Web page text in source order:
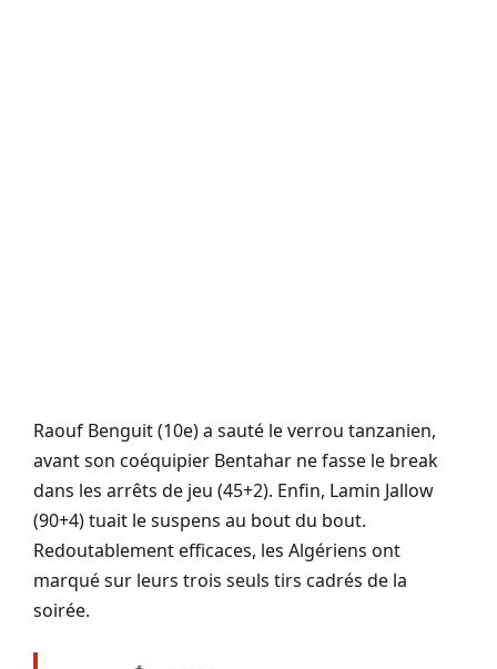
Raouf Benguit (10e) a sauté le verrou tanzanien,
avant son coéquipier Bentahar ne fasse le break
dans les arrêts de jeu (45+2). Enfin, Lamin Jallow
(90+4) tuait le suspens au bout du bout.
Redoutablement efficaces, les Algériens ont
marqué sur leurs trois seuls tirs cadrés de la
soirée.